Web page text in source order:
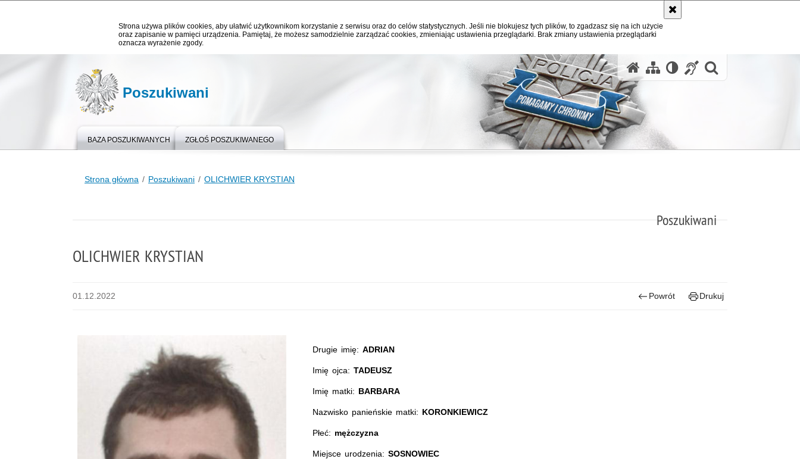
Strona używa plików cookies, aby ułatwić użytkownikom korzystanie z serwisu oraz do celów statystycznych. Jeśli nie blokujesz tych plików, to zgadzasz się na ich użycie
oraz zapisanie w pamięci urządzenia. Pamiętaj, że możesz samodzielnie zarządzać cookies, zmieniając ustawienia przeglądarki. Brak zmiany ustawienia przeglądarki
oznacza wyrażenie zgody.
Poszukiwani
BAZA POSZUKIWANYCH ZGŁOŚ POSZUKIWANEGO
Strona główna Poszukiwani OLICHWIER KRYSTIAN
Poszukiwani
OLICHWIER KRYSTIAN
01.12.2022 Powrót Drukuj
Drugie imię:ADRIAN
Imię ojca:TADEUSZ
Imię matki: BARBARA
Nazwisko panieńskie matki: KORONKIEWICZ
Płeć: mężczyzna
Miejsce urodzenia:SOSNOWIEC